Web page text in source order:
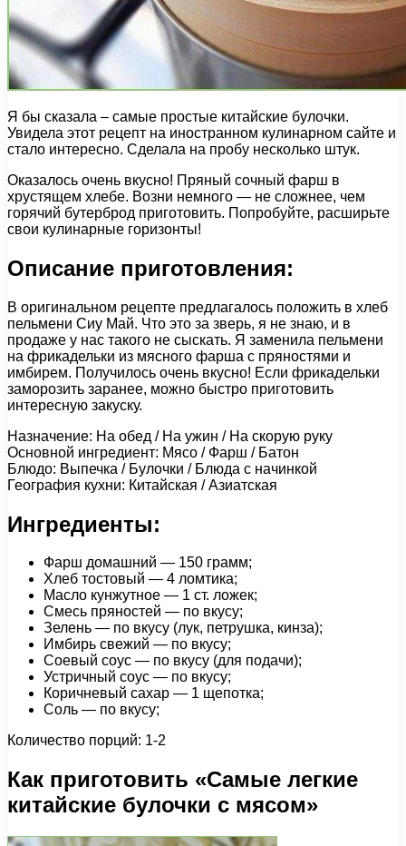
Я бы сказала – самые простые китайские булочки.
Увидела этот рецепт на иностранном кулинарном сайте и
стало интересно. Сделала на пробу несколько штук.
Оказалось очень вкусно! Пряный сочный фарш в
хрустящем хлебе. Возни немного — не сложнее, чем
горячий бутерброд приготовить. Попробуйте, расширьте
свои кулинарные горизонты!
Описание приготовления:
В оригинальном рецепте предлагалось положить в хлеб
пельмени Сиу Май. Что это за зверь, я не знаю, и в
продаже у нас такого не сыскать. Я заменила пельмени
на фрикадельки из мясного фарша с пряностями и
имбирем. Получилось очень вкусно! Если фрикадельки
заморозить заранее, можно быстро приготовить
интересную закуску.
Назначение: На обед / На ужин / На скорую руку
Основной ингредиент: Мясо / Фарш / Батон
Блюдо: Выпечка / Булочки / Блюда с начинкой
География кухни: Китайская / Азиатская
Ингредиенты:
Фарш домашний — 150 грамм;
Хлеб тостовый — 4 ломтика;
Масло кунжутное — 1 ст. ложек;
Смесь пряностей — по вкусу;
Зелень — по вкусу (лук, петрушка, кинза);
Имбирь свежий — по вкусу;
Соевый соус — по вкусу (для подачи);
Устричный соус — по вкусу;
Коричневый сахар — 1 щепотка;
Соль — по вкусу;
Количество порций: 1-2
Как приготовить «Самые легкие
китайские булочки с мясом»